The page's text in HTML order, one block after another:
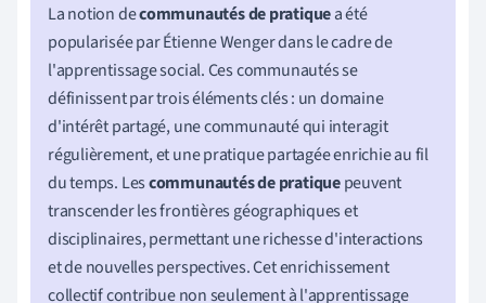
La notion decommunautés de pratiquea été
popularisée par Étienne Wenger dans le cadre de
l'apprentissage social. Ces communautés se
définissent par trois éléments clés : un domaine
d'intérêt partagé, une communauté qui interagit
régulièrement, et une pratique partagée enrichie au fil
du temps. Lescommunautés de pratiquepeuvent
transcender les frontières géographiques et
disciplinaires, permettant une richesse d'interactions
et de nouvelles perspectives. Cet enrichissement
collectif contribue non seulement à l'apprentissage